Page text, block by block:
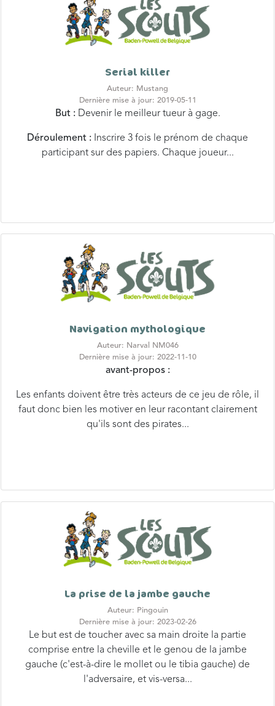
Serial killer
Auteur: Mustang
Dernière mise à jour: 2019-05-11
But :Devenir le meilleur tueur à gage.
Déroulement : Inscrire 3 fois le prénom de chaque
participant sur des papiers. Chaque joueur...
Navigation mythologique
Auteur: Narval NM046
Dernière mise à jour: 2022-11-10
avant-propos :
Les enfants doivent être très acteurs de ce jeu de rôle, il
faut donc bien les motiver en leur racontant clairement
qu'ils sont des pirates...
La prise de la jambe gauche
Auteur: Pingouin
Dernière mise à jour: 2023-02-26
Le but est de toucher avec sa main droite la partie
comprise entre la cheville et le genou de la jambe
gauche (c'est-à-dire le mollet ou le tibia gauche) de
l'adversaire, et vis-versa...